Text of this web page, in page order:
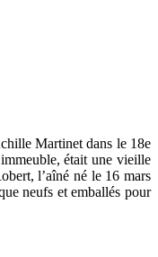
Martinet dans le 18e
était une vieille
l’aîné né le 16 mars
neufs et emballés pour